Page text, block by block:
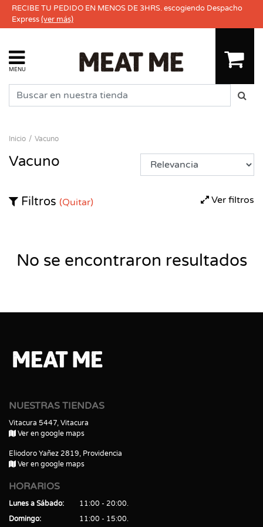
RECIBE TU PEDIDO EN MENOS DE 3HRS. escogiendo Despacho
Express(ver más)
MENU
Inicio Vacuno
Vacuno
Ver filtros
Filtros (Quitar)
No se encontraron resultados
NUESTRAS TIENDAS
Vitacura 5447, Vitacura
Ver en google maps
Eliodoro Yañez 2819, Providencia
Ver en google maps
HORARIOS
Lunes a Sábado
11:00 - 20:00
Domingo
11:00 - 15:00